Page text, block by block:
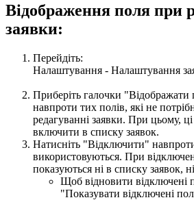
Відображення поля при
заявки:
Перейдіть:
Налаштування - Налаштування
Приберіть галочки "Відображати
навпроти тих полів, які не
редагуванні заявки. При цьому,
включити в списку заявок.
Натисніть "Відключити"
використовуються. При
показуються ні в списку заявок,
Щоб відновити відключені
"Показувати відключені